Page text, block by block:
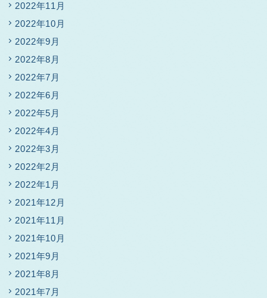
2022年11月
2022年10月
2022年9月
2022年8月
2022年7月
2022年6月
2022年5月
2022年4月
2022年3月
2022年2月
2022年1月
2021年12月
2021年11月
2021年10月
2021年9月
2021年8月
2021年7月